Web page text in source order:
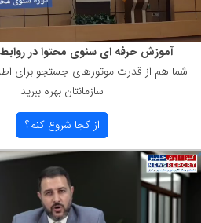
آموزش حرفه ای سئوی محتوا در
شما هم از قدرت موتورهای جستجو برای
سازمانتان بهره ببرید
از كجا شروع كنم؟